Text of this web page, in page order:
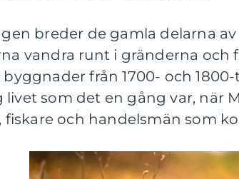
breder de gamla delarna
vandra runt i gränderna och
från 1700- och
livet som det en gång var, när
fiskare och handelsmän som